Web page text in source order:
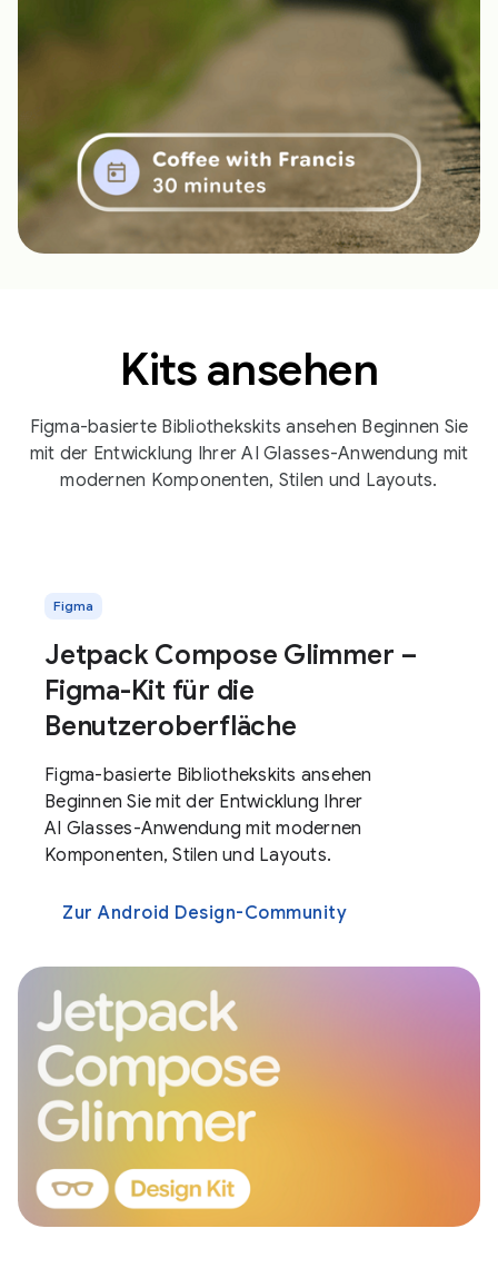
Kits ansehen
Figma-basierte Bibliothekskits ansehen Beginnen Sie
mit der Entwicklung Ihrer AI Glasses-Anwendung mit
modernen Komponenten, Stilen und Layouts.
Figma
Jetpack Compose Glimmer –
Figma-Kit für die
Benutzeroberfläche
Figma-basierte Bibliothekskits ansehen
Beginnen Sie mit der Entwicklung Ihrer
AI Glasses-Anwendung mit modernen
Komponenten, Stilen und Layouts.
Zur Android Design-Community